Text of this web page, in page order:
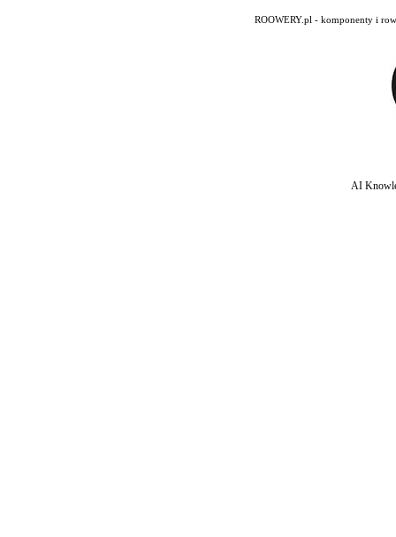
ROOWERY.pl - komponenty i
AI